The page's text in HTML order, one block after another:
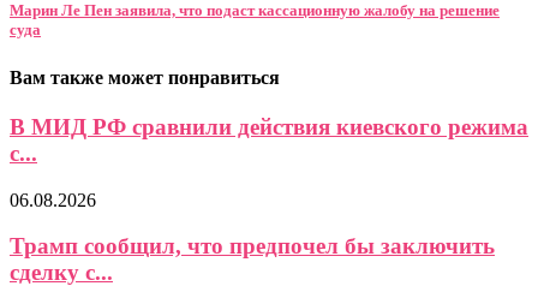
Марин Ле Пен заявила, что подаст кассационную жалобу на решение
суда
Вам также может понравиться
В МИД РФ сравнили действия киевского режима
с...
06.08.2026
Трамп сообщил, что предпочел бы заключить
сделку с...